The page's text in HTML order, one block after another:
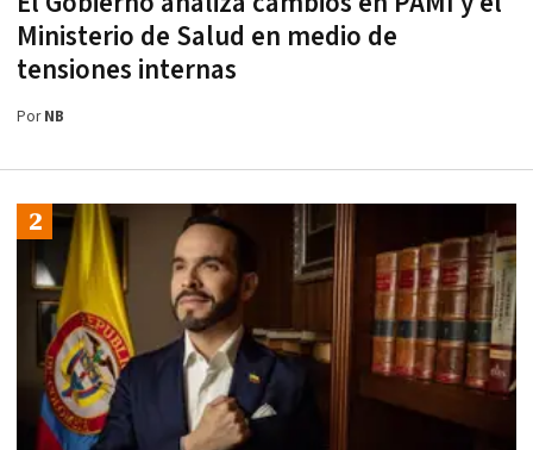
Ministerio de Salud en medio de
tensiones internas
PorNB